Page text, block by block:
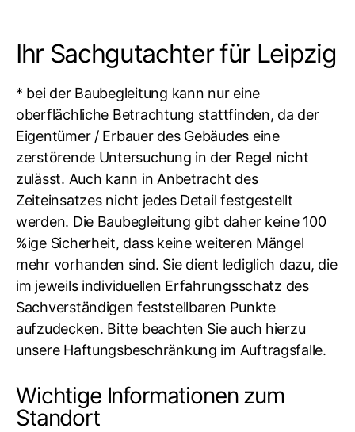
Ihr Sachgutachter für Leipzig
* bei der Baubegleitung kann nur eine
oberflächliche Betrachtung stattfinden, da der
Eigentümer / Erbauer des Gebäudes eine
zerstörende Untersuchung in der Regel nicht
zulässt. Auch kann in Anbetracht des
Zeiteinsatzes nicht jedes Detail festgestellt
werden. Die Baubegleitung gibt daher keine 100
%ige Sicherheit, dass keine weiteren Mängel
mehr vorhanden sind. Sie dient lediglich dazu, die
im jeweils individuellen Erfahrungsschatz des
Sachverständigen feststellbaren Punkte
aufzudecken. Bitte beachten Sie auch hierzu
unsere Haftungsbeschränkung im Auftragsfalle.
Wichtige Informationen zum
Standort